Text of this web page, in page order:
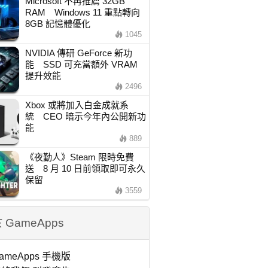
RAM Windows 11 重點轉向
8GB 記憶體優化
1045
NVIDIA 傳研 GeForce 新功
能 SSD 可充當額外 VRAM
提升效能
2496
Xbox 或將加入白金成就系
統 CEO 暗示今年內公開新功
能
889
《夜勤人》Steam 限時免費
送 8 月 10 日前領取即可永久
保留
3559
GameApps
手機版